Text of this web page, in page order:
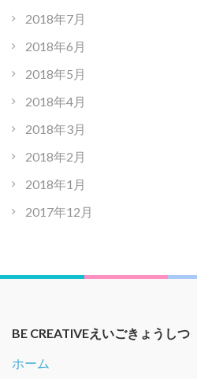
2018年7月
2018年6月
2018年5月
2018年4月
2018年3月
2018年2月
2018年1月
2017年12月
BE CREATIVEえいごきょうしつ
ホーム